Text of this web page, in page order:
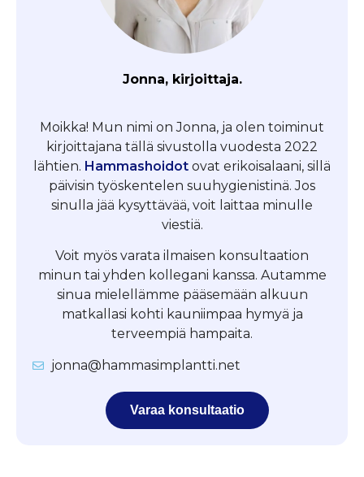
Jonna, kirjoittaja.
Moikka! Mun nimi on Jonna, ja olen toiminut
kirjoittajana tällä sivustolla vuodesta 2022
lähtien. Hammashoidot ovat erikoisalaani, sillä
päivisin työskentelen suuhygienistinä. Jos
sinulla jää kysyttävää, voit laittaa minulle
viestiä.
Voit myös varata ilmaisen konsultaation
minun tai yhden kollegani kanssa. Autamme
sinua mielellämme pääsemään alkuun
matkallasi kohti kauniimpaa hymyä ja
terveempiä hampaita.
jonna@hammasimplantti.net
Varaa konsultaatio